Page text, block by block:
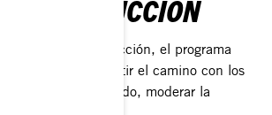
DE CONDUCCIÓN
etiqueta de conducción, el programa
consiste en compartir el camino con los
reglas, reducir el ruido, moderar la